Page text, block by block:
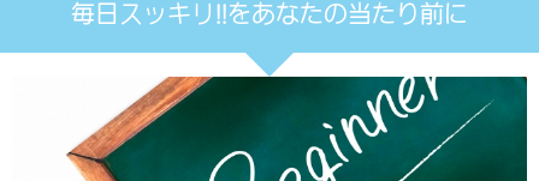
毎日スッキリ!!をあなたの当たり前に